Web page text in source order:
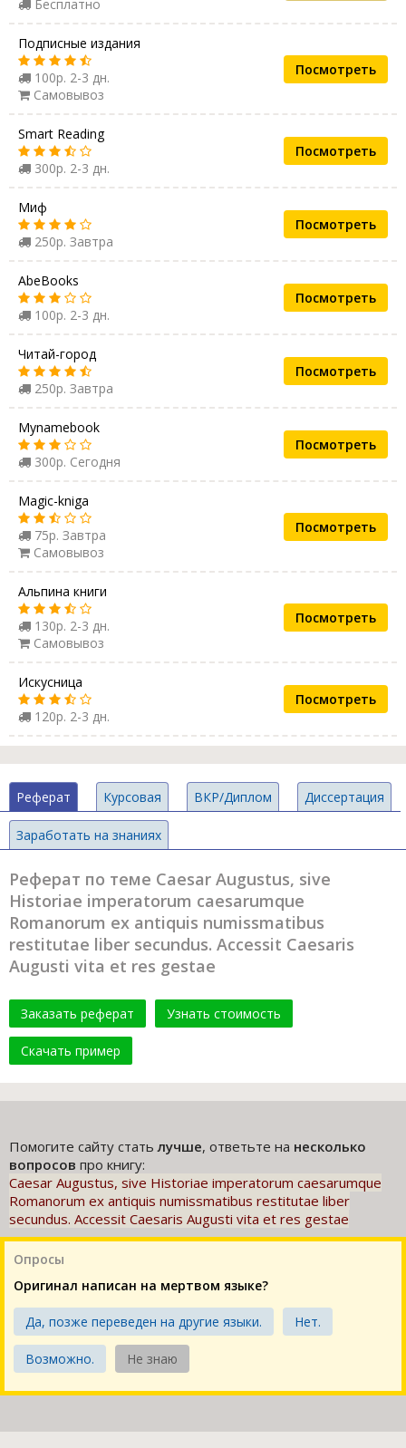
Бесплатно
Подписные издания
100р. 2-3 дн.
Самовывоз
Посмотреть
Smart Reading
300р. 2-3 дн.
Посмотреть
Миф
250р. Завтра
Посмотреть
AbeBooks
100р. 2-3 дн.
Посмотреть
Читай-город
250р. Завтра
Посмотреть
Mynamebook
300р. Сегодня
Посмотреть
Magic-kniga
75р. Завтра
Самовывоз
Посмотреть
Альпина книги
130р. 2-3 дн.
Самовывоз
Посмотреть
Искусница
120р. 2-3 дн.
Посмотреть
Реферат Курсовая ВКР/Диплом Диссертация
Заработать на знаниях
Реферат по теме Caesar Augustus, sive
Historiae imperatorum caesarumque
Romanorum ex antiquis numissmatibus
restitutae liber secundus. Accessit Caesaris
Augusti vita et res gestae
Заказать реферат Узнать стоимость
Скачать пример
Помогите сайту статьлучше, ответьте на несколько
вопросов про книгу:
Caesar Augustus, sive Historiae imperatorum caesarumque
Romanorum ex antiquis numissmatibus restitutae liber
secundus. Accessit Caesaris Augusti vita et res gestae
Опросы
Оригинал написан на мертвом языке?
Да, позже переведен на другие языки. Нет.
Возможно. Не знаю